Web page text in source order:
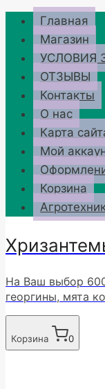
Перейти
содержимому
Главная
Магазин
УСЛОВИЯ
ОТЗЫВЫ
Контакты
О нас
Карта
Мой
Корзина
На Ваш выбор
георгины, мята
Корзина 0